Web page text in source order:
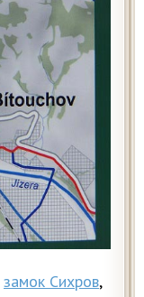
замок Сихров,